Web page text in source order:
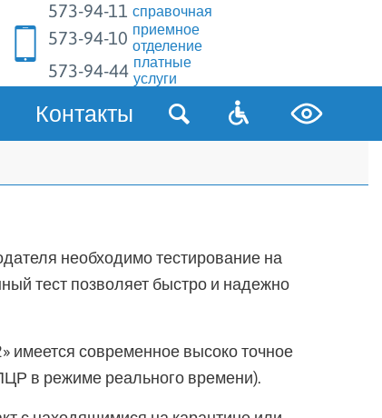
573-94-11 справочная
573-94-10 приемное
отделение
573-94-44 платные
услуги
Контакты
необходимо тестирование на
тест позволяет быстро и надежно
имеется современное высоко точное
в режиме реального времени).